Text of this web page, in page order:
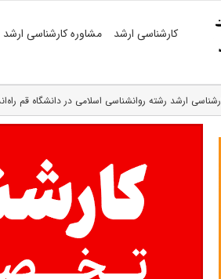
کارشناسی ارشد مشاوره کارشناسی ارشد
ارشد رشته روانشناسی اسلامی در دانشگاه قم